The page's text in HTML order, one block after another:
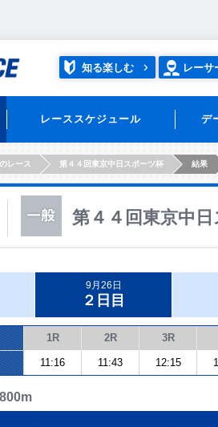
知る楽しむ レーサ
レーススケジュール デ
レース 第４４回東京中日スポーツ杯 結果
第４４回東京中
9月26日
２日目
1R 2R 3R
11:16 11:43 12:15